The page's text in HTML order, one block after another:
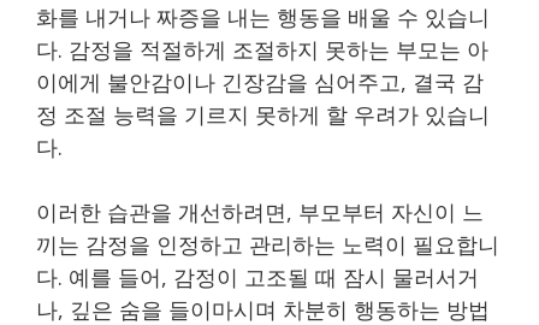
화를 내거나 짜증을 내는 행동을 배울 수 있습니
다. 감정을 적절하게 조절하지 못하는 부모는 아
이에게 불안감이나 긴장감을 심어주고, 결국 감
정 조절 능력을 기르지 못하게 할 우려가 있습니
다.
이러한 습관을 개선하려면, 부모부터 자신이 느
끼는 감정을 인정하고 관리하는 노력이 필요합니
다. 예를 들어, 감정이 고조될 때 잠시 물러서거
나, 깊은 숨을 들이마시며 차분히 행동하는 방법